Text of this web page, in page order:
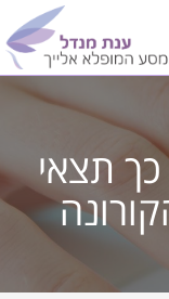
כך תצאי